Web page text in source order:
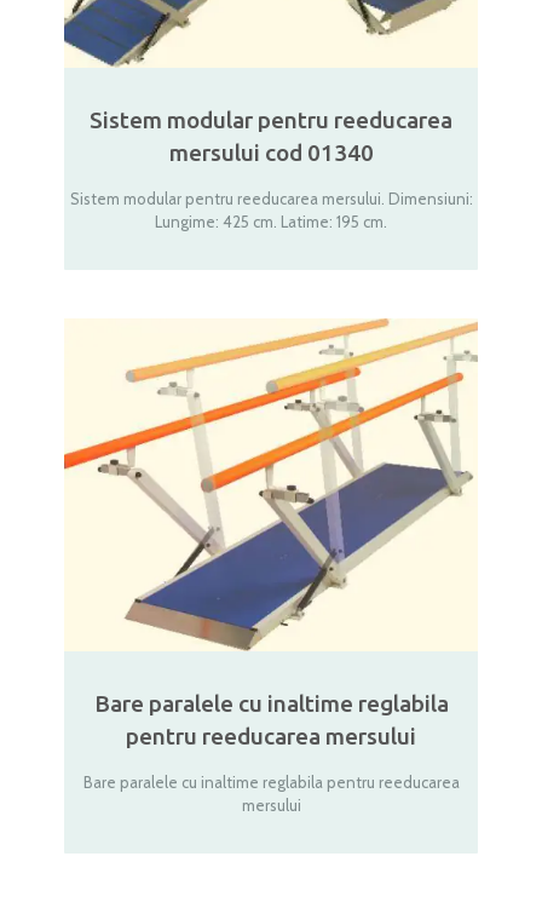
Sistem modular pentru reeducarea
mersului cod 01340
Sistem modular pentru reeducarea mersului. Dimensiuni:
Lungime: 425 cm. Latime: 195 cm.
Bare paralele cu inaltime reglabila
pentru reeducarea mersului
Bare paralele cu inaltime reglabila pentru reeducarea
mersului